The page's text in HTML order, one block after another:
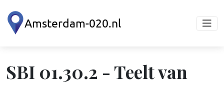
SBI 01.30.2 - Teelt van